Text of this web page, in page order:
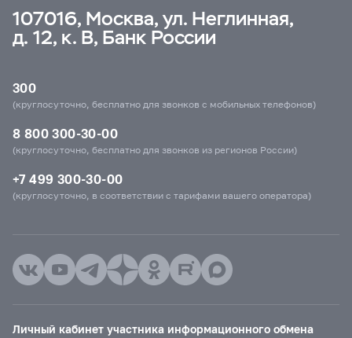
107016, Москва, ул. Неглинная,
д. 12, к. В, Банк России
300
(круглосуточно, бесплатно для звонков с мобильных телефонов)
8 800 300-30-00
(круглосуточно, бесплатно для звонков из регионов России)
+7 499 300-30-00
(круглосуточно, в соответствии с тарифами вашего оператора)
Личный кабинет участника информационного обмена